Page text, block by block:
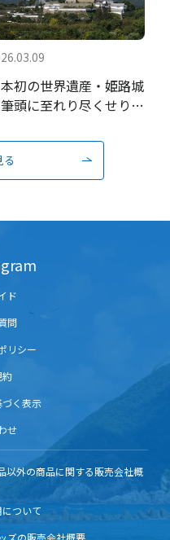
初の世界遺産・姫路城
頭に至れり尽くせりの
る
ド
問
リシー
約
く表示
せ
以外の商品に関する販売会社概
ついて
ズの販売会社概要